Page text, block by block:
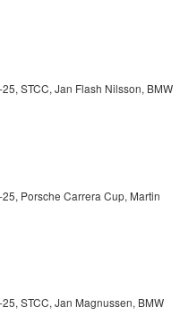
STCC, Jan Flash Nilsson, BMW
Porsche Carrera Cup, Martin
STCC, Jan Magnussen, BMW